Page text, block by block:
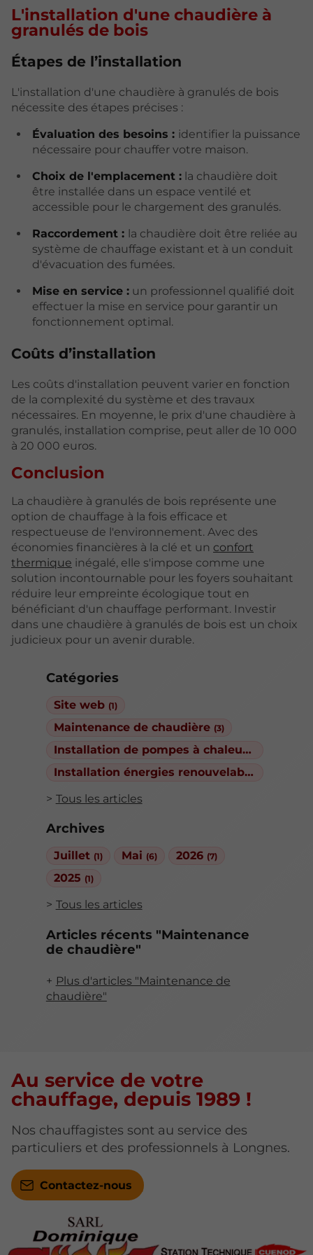
Catégories
Site web (1)
Maintenance de chaudière (3)
Installation de pompes à chaleur(3)
Installation énergies renouvelables
Tous les articles
Archives
Juillet (1) Mai (6) 2026 (7)
2025 (1)
Tous les articles
Articles récents "Maintenance
de chaudière"
Plus d'articles "Maintenance de
chaudière"
L'installation d'une chaudière à
granulés de bois
Étapes de l’installation
L'installation d'une chaudière à granulés de bois
nécessite des étapes précises :
Évaluation des besoins : identifier la puissance
nécessaire pour chauffer votre maison.
Choix de l'emplacement :la chaudière doit
être installée dans un espace ventilé et
accessible pour le chargement des granulés.
Raccordement : la chaudière doit être reliée au
système de chauffage existant et à un conduit
d'évacuation des fumées.
Mise en service :un professionnel qualifié doit
effectuer la mise en service pour garantir un
fonctionnement optimal.
Coûts d’installation
Les coûts d'installation peuvent varier en fonction
de la complexité du système et des travaux
nécessaires. En moyenne, le prix d'une chaudière à
granulés, installation comprise, peut aller de 10 000
à 20 000 euros.
Conclusion
La chaudière à granulés de bois représente une
option de chauffage à la fois efficace et
respectueuse de l'environnement. Avec des
économies financières à la clé et un confort
thermique inégalé, elle s'impose comme une
solution incontournable pour les foyers souhaitant
réduire leur empreinte écologique tout en
bénéficiant d'un chauffage performant. Investir
dans une chaudière à granulés de bois est un choix
judicieux pour un avenir durable.
Au service de votre
chauffage, depuis 1989 !
Nos chauffagistes sont au service des
particuliers et des professionnels à Longnes.
Contactez-nous